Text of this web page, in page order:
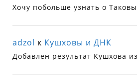
Хочу побольше узнать о
adzol к Кушховы и ДНК
Добавлен результат Кушхова